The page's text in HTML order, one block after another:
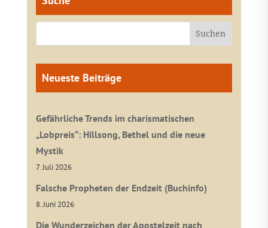
Neueste Beiträge
Gefährliche Trends im charismatischen
„Lobpreis“: Hillsong, Bethel und die neue
Mystik
7. Juli 2026
Falsche Propheten der Endzeit (Buchinfo)
8. Juni 2026
Die Wunderzeichen der Apostelzeit nach